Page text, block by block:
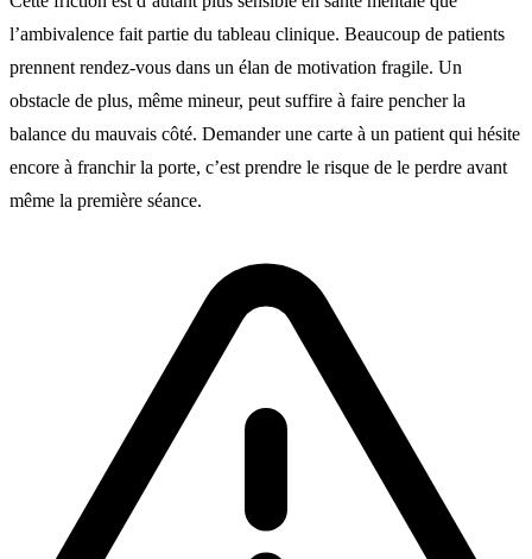
l’ambivalence fait partie du tableau clinique. Beaucoup de patients
prennent rendez-vous dans un élan de motivation fragile. Un
obstacle de plus, même mineur, peut suffire à faire pencher la
balance du mauvais côté. Demander une carte à un patient qui hésite
encore à franchir la porte, c’est prendre le risque de le perdre avant
même la première séance.